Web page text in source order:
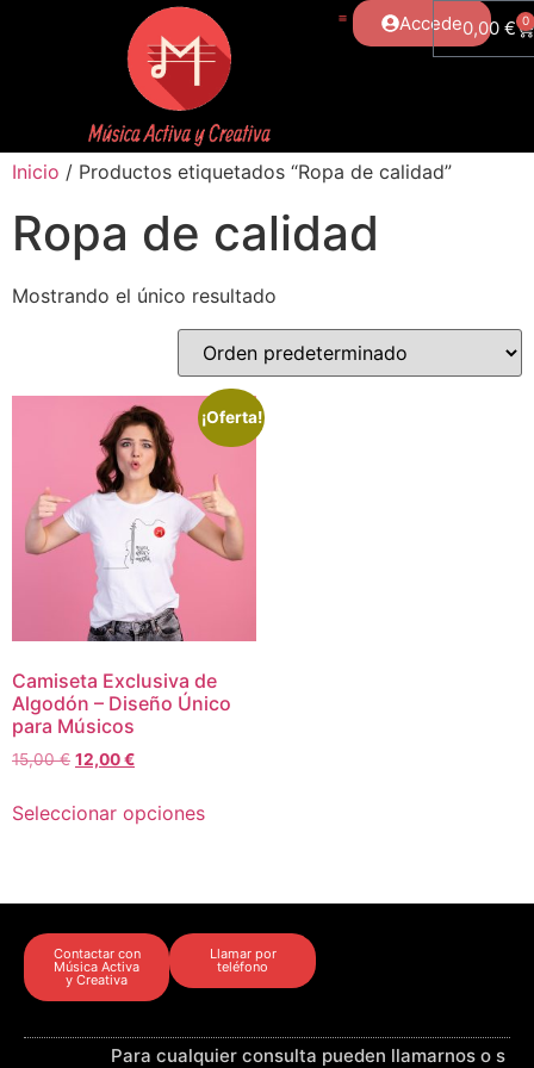
Accede0,00 € 0
Inicio / Productos etiquetados “Ropa de calidad”
Ropa de calidad
Mostrando el único resultado
¡Oferta!
Camiseta Exclusiva de
Algodón – Diseño Único
para Músicos
15,00€ 12,00€
Seleccionar opciones
Contactar con
Música Activa
y Creativa
Llamar por
teléfono
Para cualquier consulta pueden llamarnos o s